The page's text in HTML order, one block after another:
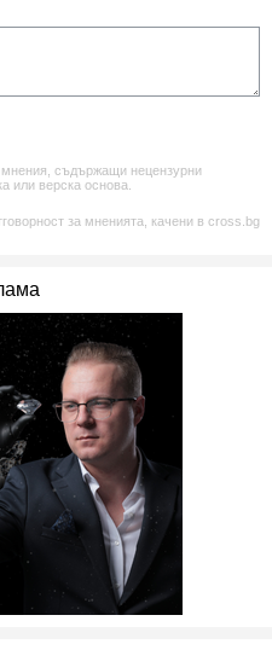
съдържащи нецензурни
или верска основа.
за мненията, качени в cross.bg